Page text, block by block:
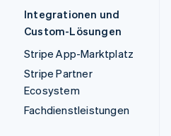
Integrationen und
Custom-Lösungen
Stripe App-Marktplatz
Stripe Partner
Ecosystem
Fachdienstleistungen